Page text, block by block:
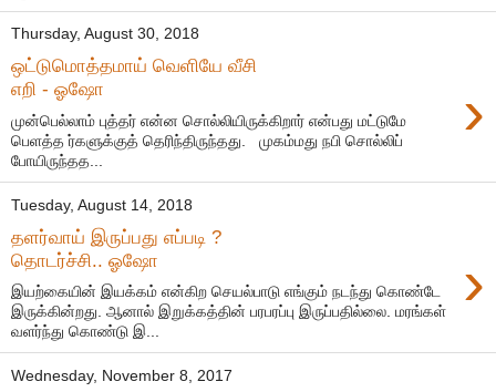
Thursday, August 30, 2018
ஒட்டுமொத்தமாய் வெளியே வீசி
எறி - ஓஷோ
›
முன்பெல்லாம் புத்தர் என்ன சொல்லியிருக்கிறார் என்பது மட்டுமே
பெளத்த ர்களுக்குத் தெரிந்திருந்தது. முகம்மது நபி சொல்லிப்
போயிருந்தத...
Tuesday, August 14, 2018
தளர்வாய் இருப்பது எப்படி ?
தொடர்ச்சி.. ஓஷோ
›
இயற்கையின் இயக்கம் என்கிற செயல்பாடு எங்கும் நடந்து கொண்டே
இருக்கின்றது. ஆனால் இறுக்கத்தின் பரபரப்பு இருப்பதில்லை. மரங்கள்
வளர்ந்து கொண்டு இ...
Wednesday, November 8, 2017